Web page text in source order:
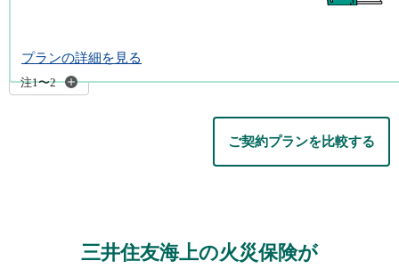
プランの詳細を見る
注1〜2
ご契約プランを比較する
三井住友海上の火災保険が